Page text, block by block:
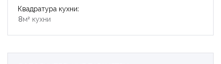
Квадратура кухни:
8м² кухни